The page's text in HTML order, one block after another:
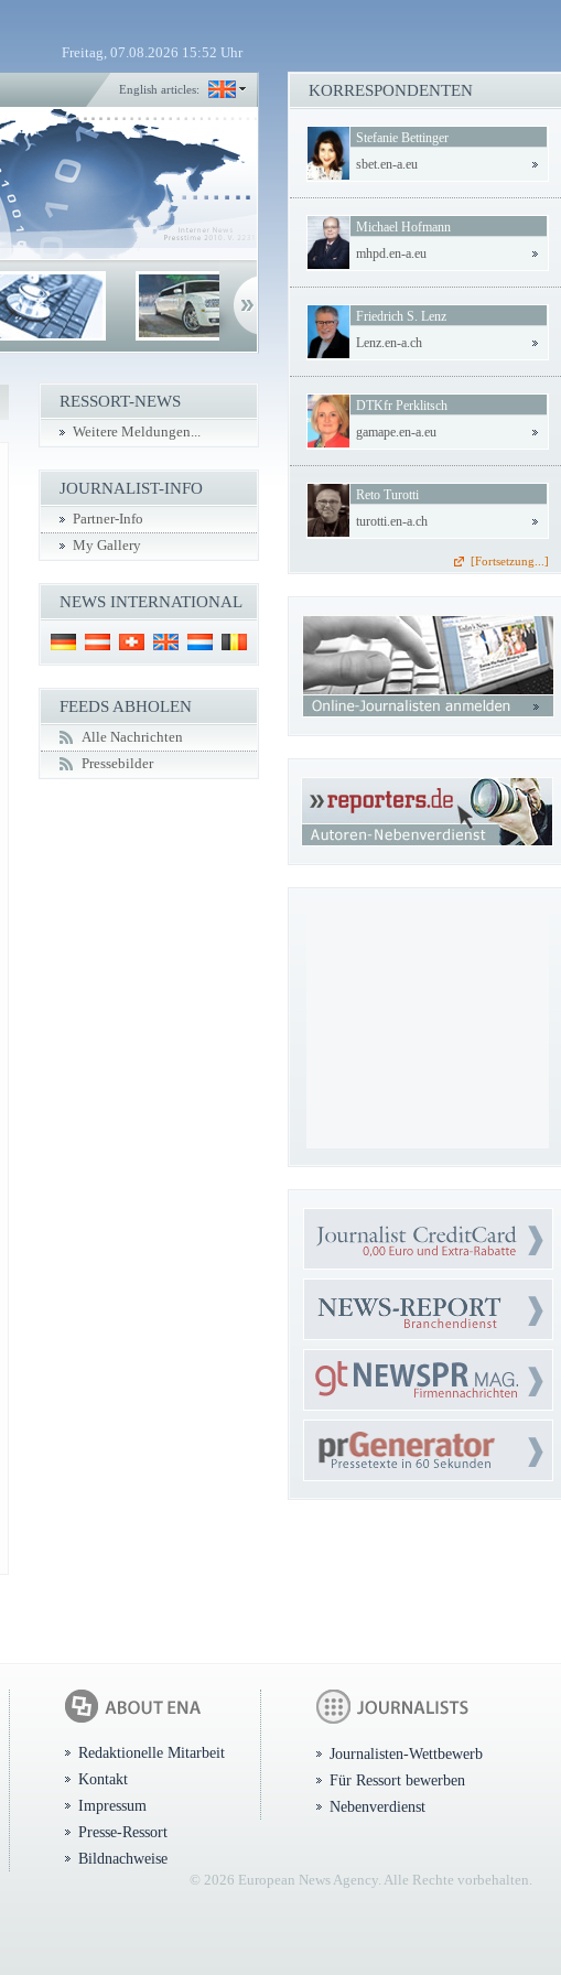
Freitag, 07.08.2026 15:52 Uhr
English articles:
RESSORT-NEWS
Weitere Meldungen...
JOURNALIST-INFO
Partner-Info
My Gallery
NEWS INTERNATIONAL
FEEDS ABHOLEN
Alle Nachrichten
Pressebilder
KORRESPONDENTEN
Stefanie Bettinger
sbet.en-a.eu
Michael Hofmann
mhpd.en-a.eu
Friedrich S. Lenz
Lenz.en-a.ch
DTKfr Perklitsch
gamape.en-a.eu
Reto Turotti
turotti.en-a.ch
[Fortsetzung...]
Redaktionelle Mitarbeit
Kontakt
Impressum
Presse-Ressort
Bildnachweise
Journalisten-Wettbewerb
Für Ressort bewerben
Nebenverdienst
© 2026 European News Agency. Alle Rechte vorbehalten.